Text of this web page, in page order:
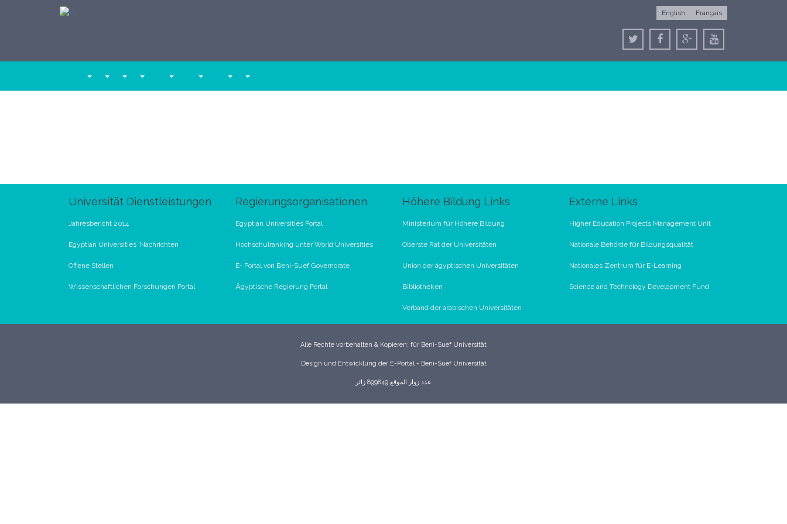
English Français
Universität Dienstleistungen
Jahresbericht 2014
Egyptian Universities 'Nachrichten
Offene Stellen
Wissenschaftlichen Forschungen Portal
Regierungsorganisationen
Egyptian Universities Portal
Hochschulranking unter World Universities
E- Portal von Beni-Suef Governorate
Ägyptische Regierung Portal
Höhere Bildung Links
Ministerium für Höhere Bildung
Oberste Rat der Universitäten
Union der ägyptischen Universitäten
Bibliotheken
Verband der arabischen Universitäten
Externe Links
Higher Education Projects Management Unit
Nationale Behörde für Bildungsqualität
Nationales Zentrum für E-Learning
Science and Technology Development Fund
Alle Rechte vorbehalten & Kopieren; für Beni-Suef Universität
Design und Entwicklung der E-Portal - Beni-Suef Universität
عدد زوار الموقع 899849 زائر